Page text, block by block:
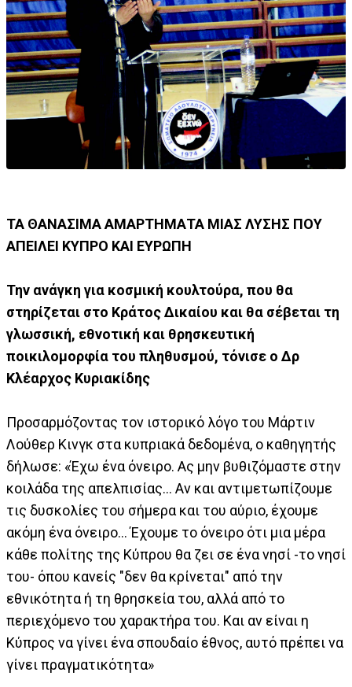
ΤΑ ΘΑΝΑΣΙΜΑ ΑΜΑΡΤΗΜΑΤΑ ΜΙΑΣ ΛΥΣΗΣ ΠΟΥ
ΑΠΕΙΛΕΙ ΚΥΠΡΟ ΚΑΙ ΕΥΡΩΠΗ
Την ανάγκη για κοσμική κουλτούρα, που θα
στηρίζεται στο Κράτος Δικαίου και θα σέβεται τη
γλωσσική, εθνοτική και θρησκευτική
ποικιλομορφία του πληθυσμού, τόνισε ο Δρ
Κλέαρχος Κυριακίδης
Προσαρμόζοντας τον ιστορικό λόγο του Μάρτιν
Λούθερ Κινγκ στα κυπριακά δεδομένα, ο καθηγητής
δήλωσε: «Έχω ένα όνειρο. Ας μην βυθιζόμαστε στην
κοιλάδα της απελπισίας... Αν και αντιμετωπίζουμε
τις δυσκολίες του σήμερα και του αύριο, έχουμε
ακόμη ένα όνειρο... Έχουμε το όνειρο ότι μια μέρα
κάθε πολίτης της Κύπρου θα ζει σε ένα νησί -το νησί
του- όπου κανείς "δεν θα κρίνεται" από την
εθνικότητα ή τη θρησκεία του, αλλά από το
περιεχόμενο του χαρακτήρα του. Και αν είναι η
Κύπρος να γίνει ένα σπουδαίο έθνος, αυτό πρέπει να
γίνει πραγματικότητα»